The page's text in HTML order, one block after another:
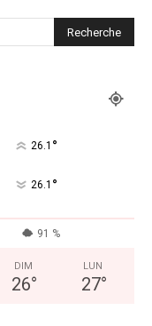
26.1 °
26.1 °
91 %
DIM
26°
LUN
27°